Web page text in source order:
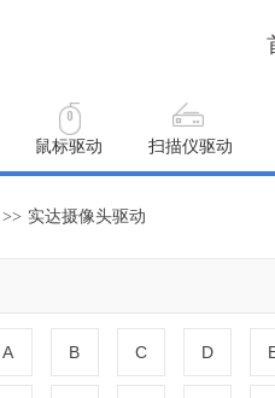
鼠标驱动 扫描仪驱动
>> 实达摄像头驱动
A B C D